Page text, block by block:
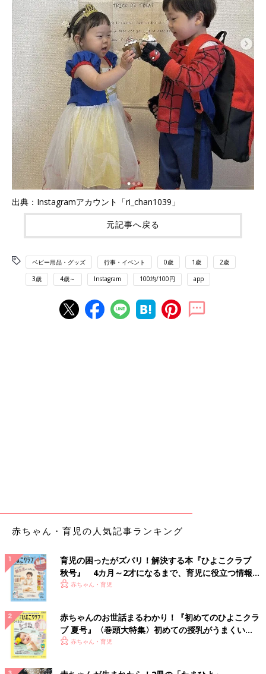
出典：Instagramアカウント「ri_chan1039」
元記事へ戻る
ベビー用品・グッズ 行事・イベント 0歳 1歳 2歳
3歳 4歳～ Instagram 100均/100円 app
赤ちゃん・育児の人気記事ランキング
育児の困ったがズバリ！解決する本『ひよこクラブ
秋号』 4カ月～2才になるまで、育児に役立つ情報が
いっぱい！
赤ちゃん・育児
赤ちゃんのお世話まるわかり！『初めてのひよこクラ
ブ 夏号』〈巻頭大特集〉初めての授乳がうまくい
く！ おっぱい・ミルクの基本と夏のトラブル 解決テ
赤ちゃん・育児